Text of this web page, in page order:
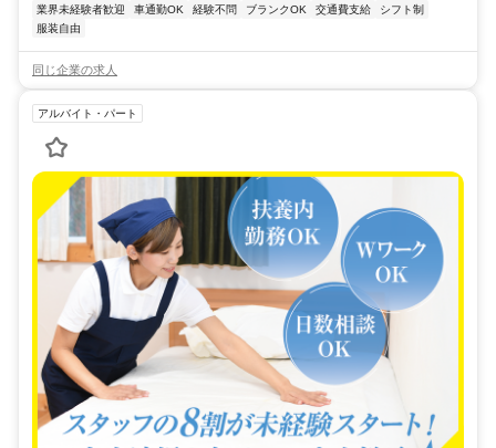
業界未経験者歓迎 車通勤OK 経験不問 ブランクOK 交通費支給
シフト制
服装自由
同じ企業の求人
アルバイト・パート